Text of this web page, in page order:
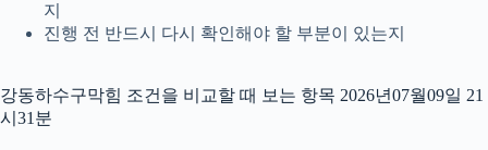
지
진행 전 반드시 다시 확인해야 할 부분이 있는지
강동하수구막힘 조건을 비교할 때 보는 항목 2026년07월09일 21
시31분